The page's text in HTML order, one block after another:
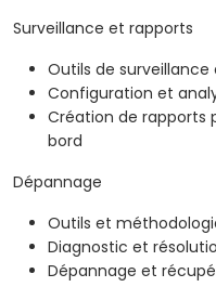
Surveillance et rapports
Outils de
Configuration et
Création de rapports
bord
Dépannage
Outils et
Diagnostic et
Dépannage et